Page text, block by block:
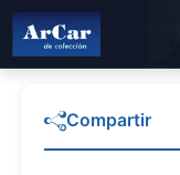
Compartir